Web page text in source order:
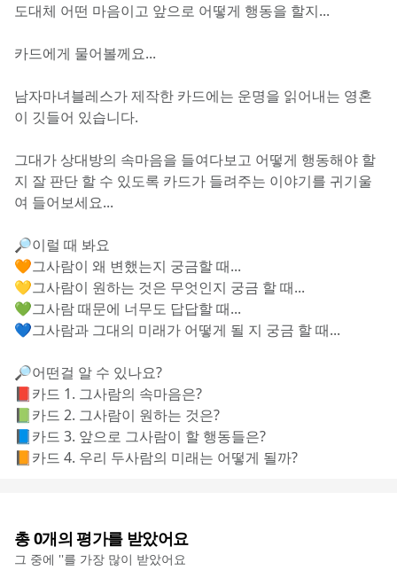
도대체 어떤 마음이고 앞으로 어떻게 행동을 할지...
카드에게 물어볼께요...
남자마녀블레스가 제작한 카드에는 운명을 읽어내는 영혼
이 깃들어 있습니다.
그대가 상대방의 속마음을 들여다보고 어떻게 행동해야 할
지 잘 판단 할 수 있도록 카드가 들려주는 이야기를 귀기울
여 들어보세요...
🔎이럴 때 봐요
🧡그사람이 왜 변했는지 궁금할 때...
💛그사람이 원하는 것은 무엇인지 궁금 할 때...
💚그사람 때문에 너무도 답답할 때...
💙그사람과 그대의 미래가 어떻게 될 지 궁금 할 때...
🔎어떤걸 알 수 있나요?
📕카드 1. 그사람의 속마음은?
📗카드 2. 그사람이 원하는 것은?
📘카드 3. 앞으로 그사람이 할 행동들은?
📙카드 4. 우리 두사람의 미래는 어떻게 될까?
총0개의 평가를 받았어요
그 중에 ''를 가장 많이 받았어요